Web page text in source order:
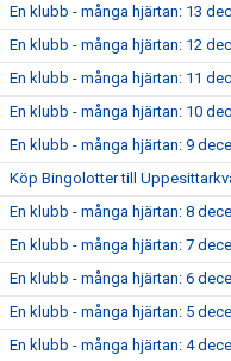
En klubb - många hjärtan: 13
En klubb - många hjärtan: 12
En klubb - många hjärtan: 11
En klubb - många hjärtan: 10
En klubb - många hjärtan: 9
Köp Bingolotter till
En klubb - många hjärtan: 8
En klubb - många hjärtan: 7
En klubb - många hjärtan: 6
En klubb - många hjärtan: 5
En klubb - många hjärtan: 4